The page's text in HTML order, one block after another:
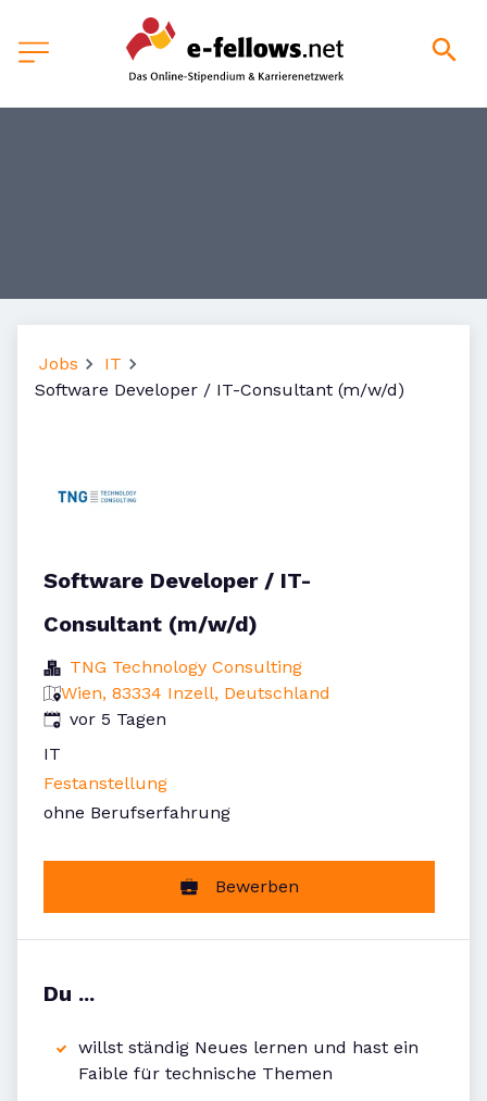
Jobs
IT
Software Developer / IT-Consultant (m/w/d)
Software Developer / IT-
Consultant (m/w/d)
TNG Technology Consulting
Wien, 83334 Inzell, Deutschland
Veröffentlicht:
vor 5 Tagen
IT
Festanstellung
ohne Berufserfahrung
Bewerben
Du ...
willst ständig Neues lernen und hast ein
Faible für technische Themen